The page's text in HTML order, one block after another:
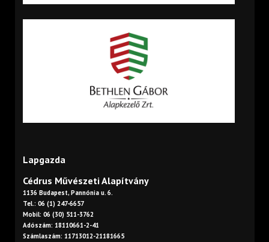
Lapgazda
Cédrus Művészeti Alapítvány
1136 Budapest, Pannónia u. 6.
Tel.: 06 (1) 247-6657
Mobil: 06 (30) 511-3762
Adószám: 18110661-2-41
Számlaszám: 11713012-21181665